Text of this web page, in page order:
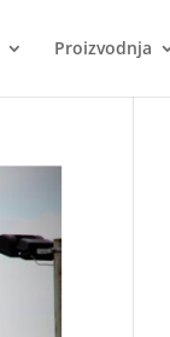
Proizvodnja